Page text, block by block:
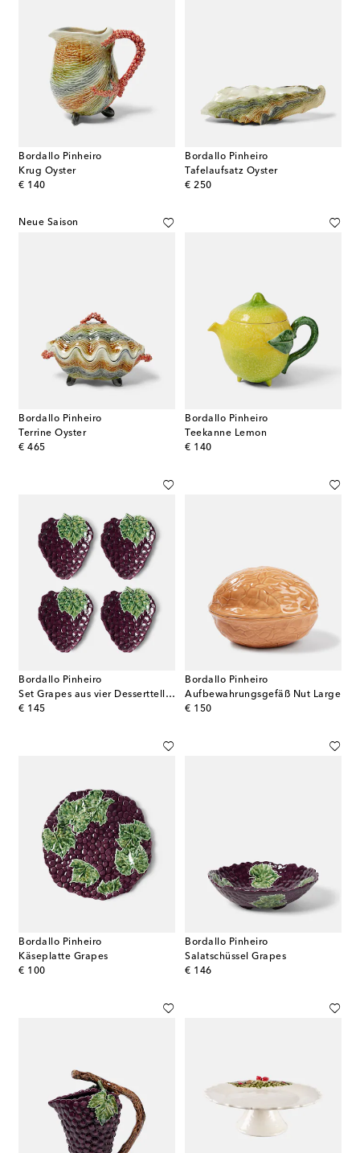
Bordallo Pinheiro
Krug Oyster
€ 140
original price
Bordallo Pinheiro
Tafelaufsatz Oyster
€ 250
original price
Neue Saison
Bordallo Pinheiro
Terrine Oyster
€ 465
original price
Bordallo Pinheiro
Teekanne Lemon
€ 140
original price
Bordallo Pinheiro
Set Grapes aus vier Desserttellern
€ 145
original price
Bordallo Pinheiro
Aufbewahrungsgefäß Nut Large
€ 150
original price
Bordallo Pinheiro
Käseplatte Grapes
€ 100
original price
Bordallo Pinheiro
Salatschüssel Grapes
€ 146
original price